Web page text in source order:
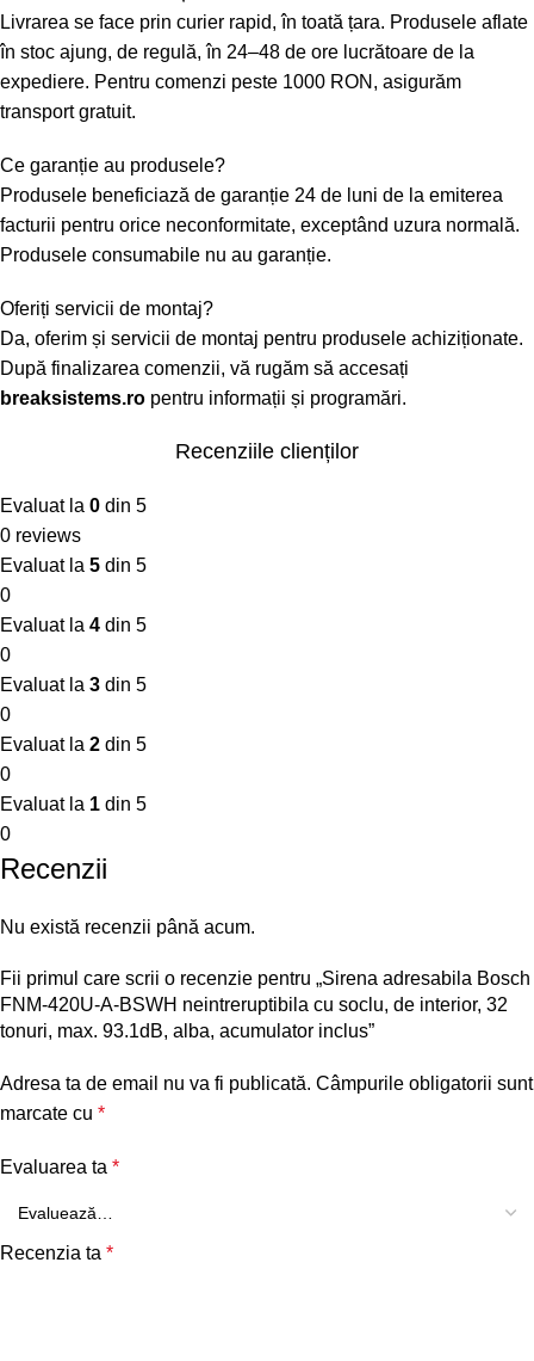
Livrarea se face prin curier rapid, în toată țara. Produsele aflate
în stoc ajung, de regulă, în 24–48 de ore lucrătoare de la
expediere. Pentru comenzi peste 1000 RON, asigurăm
transport gratuit.
Ce garanție au produsele?
Produsele beneficiază de garanție 24 de luni de la emiterea
facturii pentru orice neconformitate, exceptând uzura normală.
Produsele consumabile nu au garanție.
Oferiți servicii de montaj?
Da, oferim și servicii de montaj pentru produsele achiziționate.
După finalizarea comenzii, vă rugăm să accesați
breaksistems.ro pentru informații și programări.
Recenziile clienților
Evaluat la 0 din 5
0 reviews
Evaluat la 5 din 5
0
Evaluat la 4 din 5
0
Evaluat la 3 din 5
0
Evaluat la 2 din 5
0
Evaluat la 1 din 5
0
Recenzii
Nu există recenzii până acum.
Fii primul care scrii o recenzie pentru „Sirena adresabila Bosch
FNM-420U-A-BSWH neintreruptibila cu soclu, de interior, 32
tonuri, max. 93.1dB, alba, acumulator inclus”
Adresa ta de email nu va fi publicată. Câmpurile obligatorii sunt
marcate cu *
Evaluarea ta *
Recenzia ta *